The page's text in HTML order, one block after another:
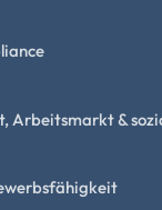
Arbeitsmarkt &